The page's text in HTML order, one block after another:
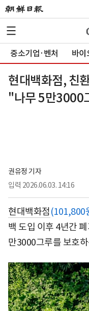
중소기업·벤처 바이
현대백화점, 친
"나무 5만3000
권유정 기자
입력 2026.06.03. 14:16
현대백화점
백 도입 이후 4년간
만3000그루를 보호